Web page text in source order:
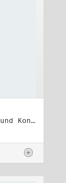
Titel: Koordinierungsgruppe und Kontakttelefongruppe